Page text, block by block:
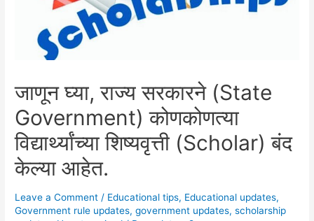
जाणून घ्या, राज्य सरकारने (State
Government) कोणकोणत्या
विद्यार्थ्यांच्या शिष्यवृत्ती (Scholar) बंद
केल्या आहेत.
Leave a Comment / Educational tips, Educational updates,
Government rule updates,government updates,scholarship